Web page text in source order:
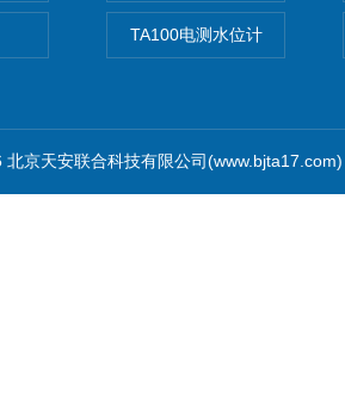
TA100电测水位计
京天安联合科技有限公司